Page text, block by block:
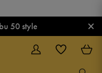
50 style ×